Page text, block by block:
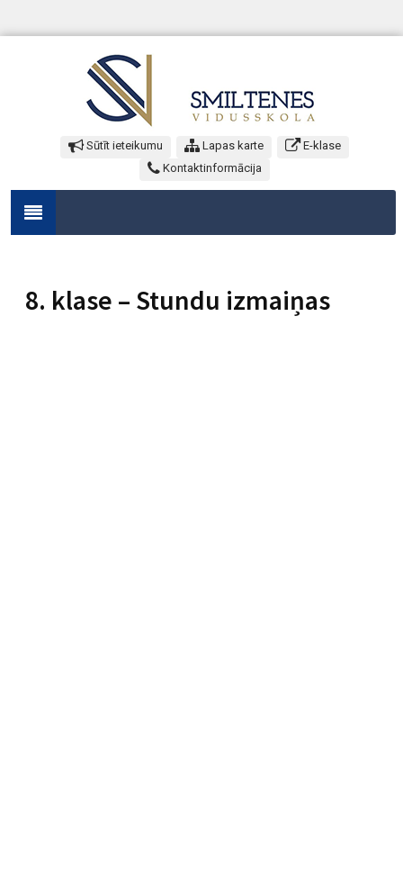
Sūtīt ieteikumu Lapas karte
E-klase
Kontaktinformācija
8. klase – Stundu izmaiņas